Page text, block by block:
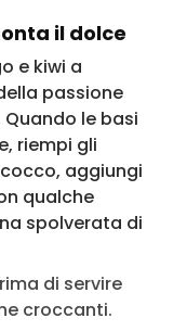
il dolce
e kiwi a
passione
le basi
riempi gli
aggiungi
qualche
spolverata di
di servire
croccanti.